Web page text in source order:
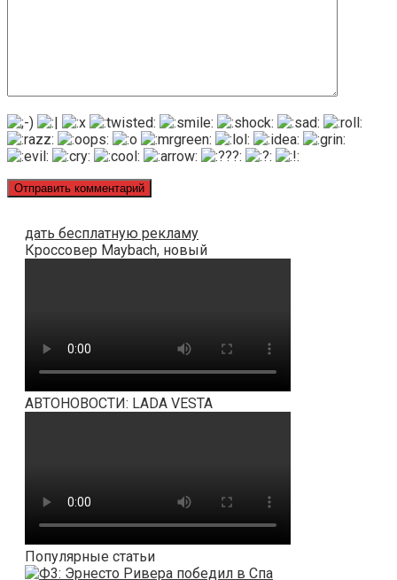
дать бесплатную рекламу
Кроссовер Maybach, новый
АВТОНОВОСТИ: LADA VESTA
Популярные статьи